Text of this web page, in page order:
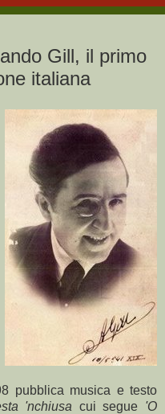
Gill, il primo
italiana
pubblica musica e testo
'nchiusa cui segue 'O